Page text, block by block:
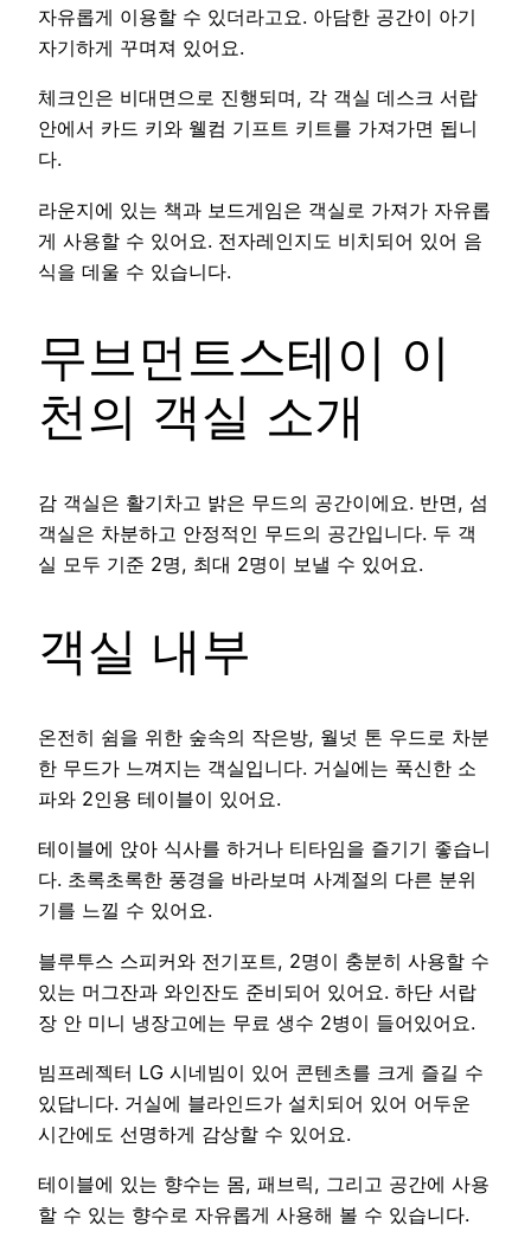
자유롭게 이용할 수 있더라고요. 아담한 공간이 아기
자기하게 꾸며져 있어요.
체크인은 비대면으로 진행되며, 각 객실 데스크 서랍
안에서 카드 키와 웰컴 기프트 키트를 가져가면 됩니
다.
라운지에 있는 책과 보드게임은 객실로 가져가 자유롭
게 사용할 수 있어요. 전자레인지도 비치되어 있어 음
식을 데울 수 있습니다.
무브먼트스테이 이
천의 객실 소개
감 객실은 활기차고 밝은 무드의 공간이에요. 반면, 섬
객실은 차분하고 안정적인 무드의 공간입니다. 두 객
실 모두 기준 2명, 최대 2명이 보낼 수 있어요.
객실 내부
온전히 쉼을 위한 숲속의 작은방, 월넛 톤 우드로 차분
한 무드가 느껴지는 객실입니다. 거실에는 푹신한 소
파와 2인용 테이블이 있어요.
테이블에 앉아 식사를 하거나 티타임을 즐기기 좋습니
다. 초록초록한 풍경을 바라보며 사계절의 다른 분위
기를 느낄 수 있어요.
블루투스 스피커와 전기포트, 2명이 충분히 사용할 수
있는 머그잔과 와인잔도 준비되어 있어요. 하단 서랍
장 안 미니 냉장고에는 무료 생수 2병이 들어있어요.
빔프레젝터 LG 시네빔이 있어 콘텐츠를 크게 즐길 수
있답니다. 거실에 블라인드가 설치되어 있어 어두운
시간에도 선명하게 감상할 수 있어요.
테이블에 있는 향수는 몸, 패브릭, 그리고 공간에 사용
할 수 있는 향수로 자유롭게 사용해 볼 수 있습니다.